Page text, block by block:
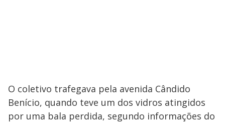
O coletivo trafegava pela avenida Cândido
Benício, quando teve um dos vidros atingidos
por uma bala perdida, segundo informações do